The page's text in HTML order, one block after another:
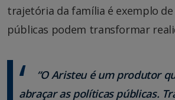
trajetória da família é exemplo
públicas podem transformar
“O Aristeu é um produtor
abraçar as políticas públicas.